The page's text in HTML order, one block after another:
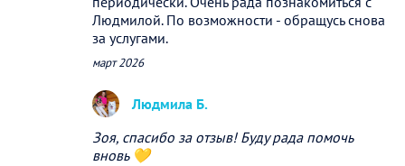
Людмилой. По возможности - обращусь снова
за услугами.
март 2026
Людмила Б.
Зоя, спасибо за отзыв! Буду рада помочь
вновь 💛